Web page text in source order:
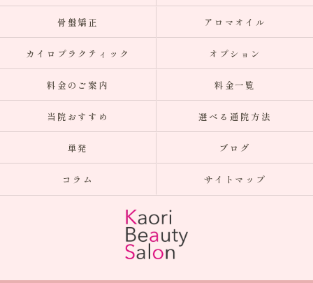
骨盤矯正 アロマオイル
カイロプラクティック オプション
料金のご案内 料金一覧
当院おすすめ 選べる通院方法
単発 ブログ
コラム サイトマップ